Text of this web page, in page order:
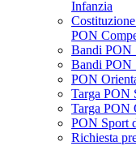
Infanzia
PON
Bandi PON
Bandi PON
PON
Targa PON
Targa PON
PON Sport
Richiesta